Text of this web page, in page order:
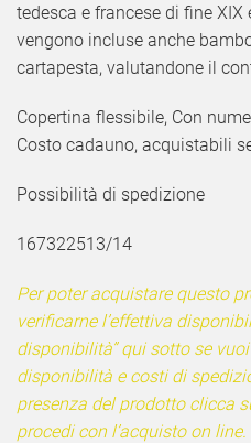
tedesca e francese di fine
vengono incluse anche
cartapesta, valutandone il
Copertina flessibile, Con
Costo cadauno, acquistabili
Possibilità di spedizione
167322513/14
Per poter acquistare questo
verificarne l’effettiva
disponibilità” qui sotto se
disponibilità e costi di
presenza del prodotto clicca
procedi con l’acquisto on line.